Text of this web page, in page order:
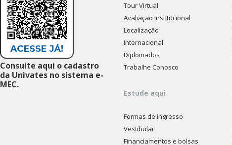
Consulte aqui o cadastro
da Univates no sistema e-
MEC.
Tour Virtual
Avaliação Institucional
Localização
Internacional
Diplomados
Trabalhe Conosco
Estude aqui
Formas de ingresso
Vestibular
Financiamentos e bolsas